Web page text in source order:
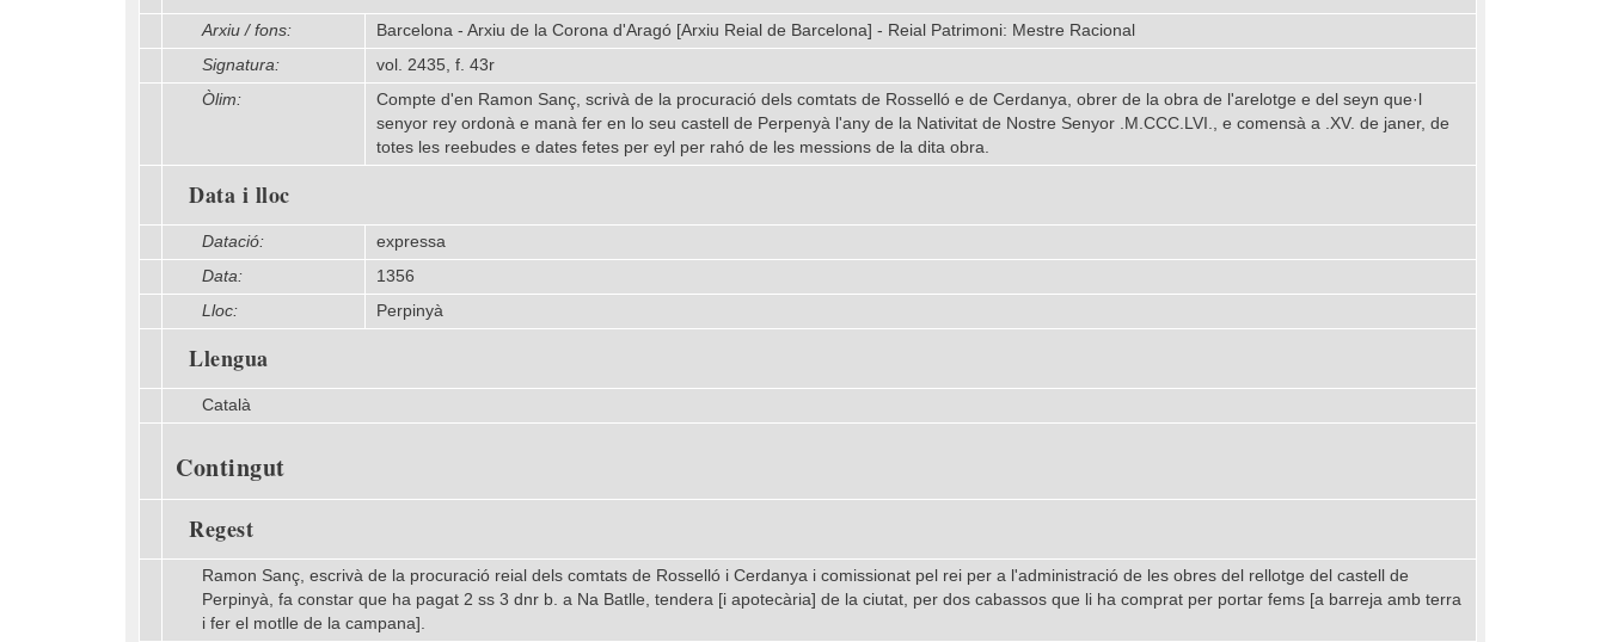
Arxiu / fons:
Barcelona - Arxiu de la Corona d'Aragó [Arxiu Reial de Barcelona] - Reial Patrimoni: Mestre Racional
Signatura:
vol. 2435, f. 43r
Òlim:
Compte d'en Ramon Sanç, scrivà de la procuració dels comtats de Rosselló e de Cerdanya, obrer de la obra de l'arelotge e del seyn que·l
senyor rey ordonà e manà fer en lo seu castell de Perpenyà l'any de la Nativitat de Nostre Senyor .M.CCC.LVI., e comensà a .XV. de janer, de
totes les reebudes e dates fetes per eyl per rahó de les messions de la dita obra.
Data i lloc
Datació:
expressa
Data:
1356
Lloc:
Perpinyà
Llengua
Català
Contingut
Regest
Ramon Sanç, escrivà de la procuració reial dels comtats de Rosselló i Cerdanya i comissionat pel rei per a l'administració de les obres del rellotge del castell de
Perpinyà, fa constar que ha pagat 2 ss 3 dnr b. a Na Batlle, tendera [i apotecària] de la ciutat, per dos cabassos que li ha comprat per portar fems [a barreja amb terra
i fer el motlle de la campana].